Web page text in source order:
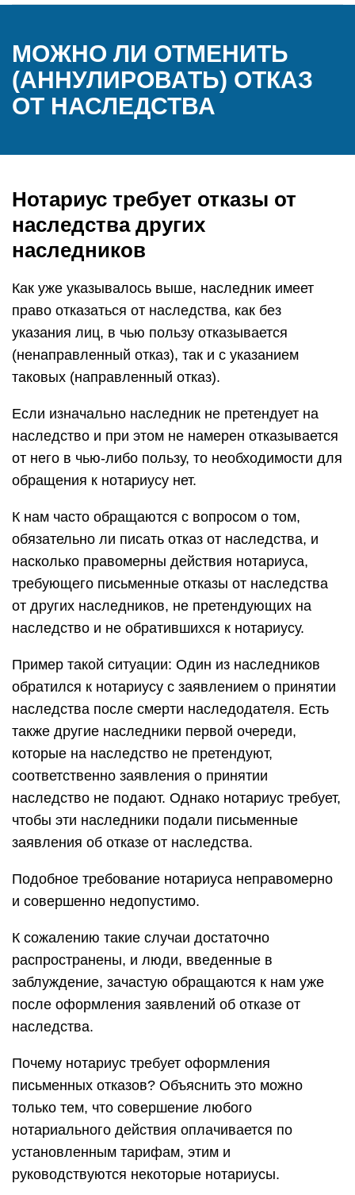
МОЖНО ЛИ ОТМЕНИТЬ
(АННУЛИРОВАТЬ) ОТКАЗ
ОТ НАСЛЕДСТВА
Нотариус требует отказы от
наследства других
наследников
Как уже указывалось выше, наследник имеет
право отказаться от наследства, как без
указания лиц, в чью пользу отказывается
(ненаправленный отказ), так и с указанием
таковых (направленный отказ).
Если изначально наследник не претендует на
наследство и при этом не намерен отказывается
от него в чью-либо пользу, то необходимости для
обращения к нотариусу нет.
К нам часто обращаются с вопросом о том,
обязательно ли писать отказ от наследства, и
насколько правомерны действия нотариуса,
требующего письменные отказы от наследства
от других наследников, не претендующих на
наследство и не обратившихся к нотариусу.
Пример такой ситуации: Один из наследников
обратился к нотариусу с заявлением о принятии
наследства после смерти наследодателя. Есть
также другие наследники первой очереди,
которые на наследство не претендуют,
соответственно заявления о принятии
наследство не подают. Однако нотариус требует,
чтобы эти наследники подали письменные
заявления об отказе от наследства.
Подобное требование нотариуса неправомерно
и совершенно недопустимо.
К сожалению такие случаи достаточно
распространены, и люди, введенные в
заблуждение, зачастую обращаются к нам уже
после оформления заявлений об отказе от
наследства.
Почему нотариус требует оформления
письменных отказов? Объяснить это можно
только тем, что совершение любого
нотариального действия оплачивается по
установленным тарифам, этим и
руководствуются некоторые нотариусы.